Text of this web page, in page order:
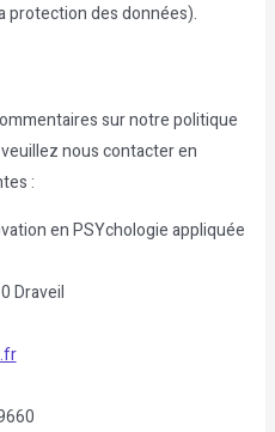
protection des données).
sur notre politique
nous contacter en
:
en PSYchologie appliquée
Draveil